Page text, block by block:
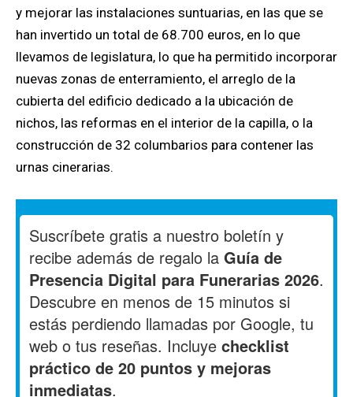
y mejorar las instalaciones suntuarias, en las que se
han invertido un total de 68.700 euros, en lo que
llevamos de legislatura, lo que ha permitido incorporar
nuevas zonas de enterramiento, el arreglo de la
cubierta del edificio dedicado a la ubicación de
nichos, las reformas en el interior de la capilla, o la
construcción de 32 columbarios para contener las
urnas cinerarias.